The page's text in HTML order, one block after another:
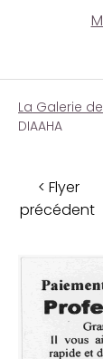
La Galerie
DIAAHA
< Flyer
précédent